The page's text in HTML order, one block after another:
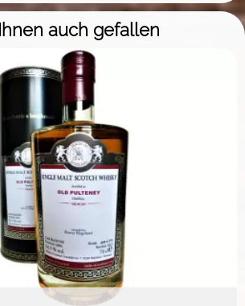
auch gefallen